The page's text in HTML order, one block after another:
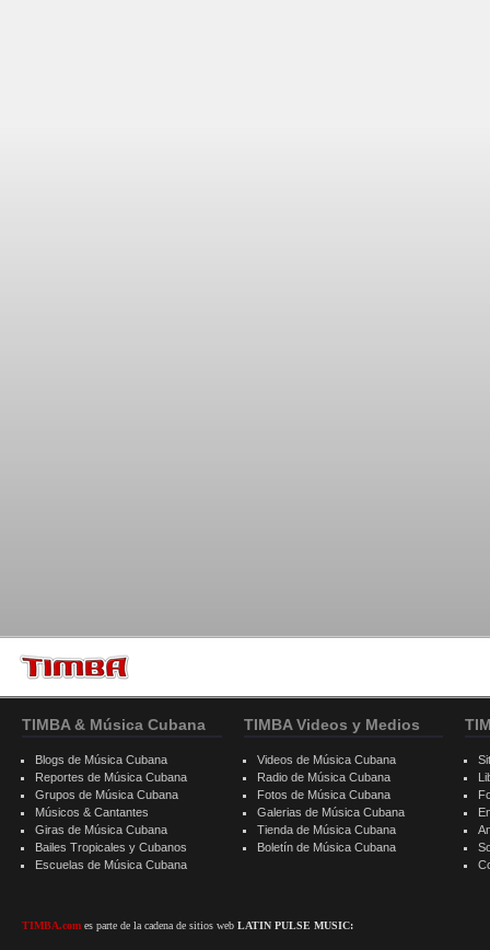
TIMBA & Música Cubana
Blogs de Música Cubana
Reportes de Música Cubana
Grupos de Música Cubana
Músicos & Cantantes
Giras de Música Cubana
Bailes Tropicales y Cubanos
Escuelas de Música Cubana
TIMBA.com es parte de la cadena de sitios web LATIN PULSE MUSIC:
TIMBA Videos y Medios
Videos de Música Cubana
Radio de Música Cubana
Fotos de Música Cubana
Galerias de Música Cubana
Tienda de Música Cubana
Boletín de Música Cubana